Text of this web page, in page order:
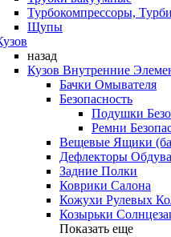
Турбокомпрессоры,
Щупы
назад
Кузов Внутренние
Бачки Омывателя
Безопасность
Подушки
Ремни
Вещевые Ящики
Дефлекторы Обдува
Задние Полки
Коврики Салона
Кожухи Рулевых
Козырьки
Показать еще